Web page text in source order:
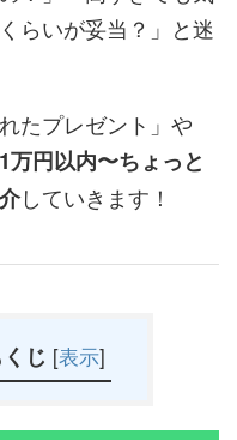
らいが妥当？」と迷
たプレゼント」や
1万円以内〜ちょっと
していきます！
じ [表示]